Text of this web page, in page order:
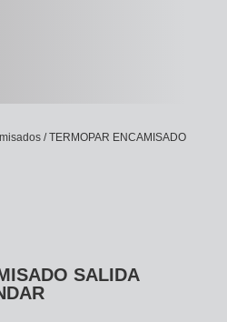
/ TERMOPAR ENCAMISADO
SALIDA